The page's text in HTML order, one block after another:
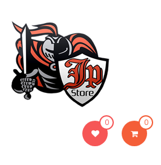
contenido
0 0